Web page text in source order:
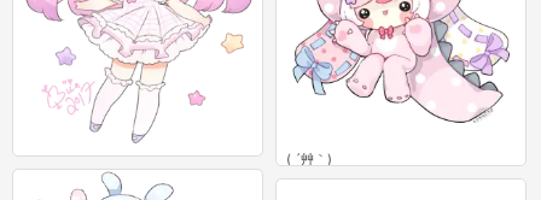
( ´艸｀) ( ´艸｀)
1